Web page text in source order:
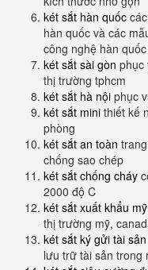
két sắt hàn quốc
hàn quốc và các
công nghệ hàn quốc
két sắt sài gòn phục
thị trường tphcm
két sắt hà nội phục
két sắt mini thiết kế
phòng
két sắt an toàn
chống sao chép
két sắt chống cháy
2000 độ C
két sắt xuất khẩu mỹ
thị trường mỹ,
két sắt ký gửi tài sản
lưu trữ tài sản trong